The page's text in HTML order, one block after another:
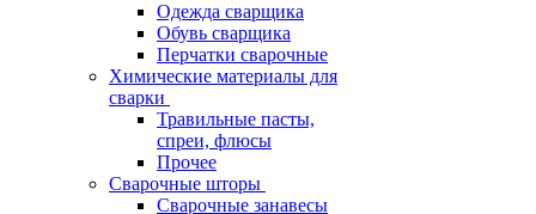
Одежда сварщика
Обувь сварщика
Перчатки сварочные
Химические материалы для
сварки
Травильные пасты,
спреи, флюсы
Прочее
Сварочные шторы
Сварочные занавесы